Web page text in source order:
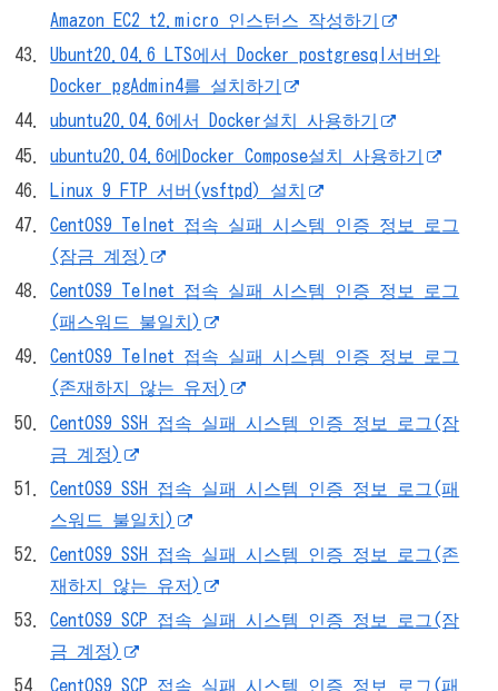
Amazon EC2 t2.micro 인스턴스 작성하기
Ubunt20.04.6 LTS에서 Docker postgresql서버와
Docker pgAdmin4를 설치하기
ubuntu20.04.6에서 Docker설치 사용하기
ubuntu20.04.6에Docker Compose설치 사용하기
Linux 9 FTP 서버(vsftpd) 설치
CentOS9 Telnet 접속 실패 시스템 인증 정보 로그
(잠금 계정)
CentOS9 Telnet 접속 실패 시스템 인증 정보 로그
(패스워드 불일치)
CentOS9 Telnet 접속 실패 시스템 인증 정보 로그
(존재하지 않는 유저)
CentOS9 SSH 접속 실패 시스템 인증 정보 로그(잠
금 계정)
CentOS9 SSH 접속 실패 시스템 인증 정보 로그(패
스워드 불일치)
CentOS9 SSH 접속 실패 시스템 인증 정보 로그(존
재하지 않는 유저)
CentOS9 SCP 접속 실패 시스템 인증 정보 로그(잠
금 계정)
CentOS9 SCP 접속 실패 시스템 인증 정보 로그(패